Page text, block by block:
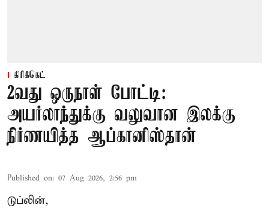
கிரிக்கெட்
2வது ஒருநாள் போட்டி:
அயர்லாந்துக்கு வலுவான இலக்கு
நிர்ணயித்த ஆப்கானிஸ்தான்
Published on: 07 Aug 2026, 2:56 pm
டுப்லின்,